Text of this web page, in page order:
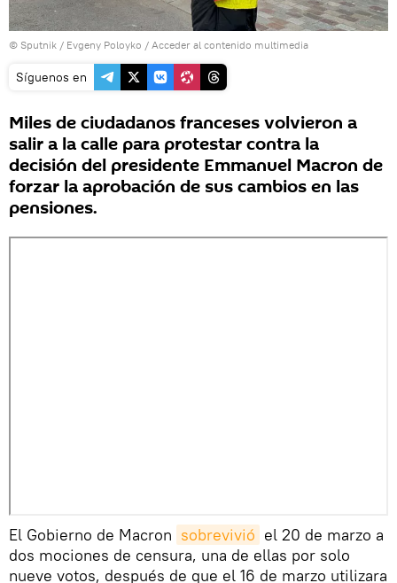
© Sputnik / Evgeny Poloyko / Acceder al contenido multimedia
Síguenos en
Miles de ciudadanos franceses volvieron a
salir a la calle para protestar contra la
decisión del presidente Emmanuel Macron de
forzar la aprobación de sus cambios en las
pensiones.
El Gobierno de Macron sobrevivió el 20 de marzo a
dos mociones de censura, una de ellas por solo
nueve votos, después de que el 16 de marzo utilizara